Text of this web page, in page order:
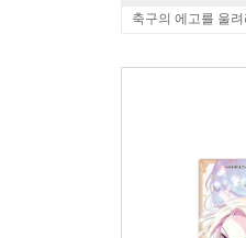
축구의 에고를 울